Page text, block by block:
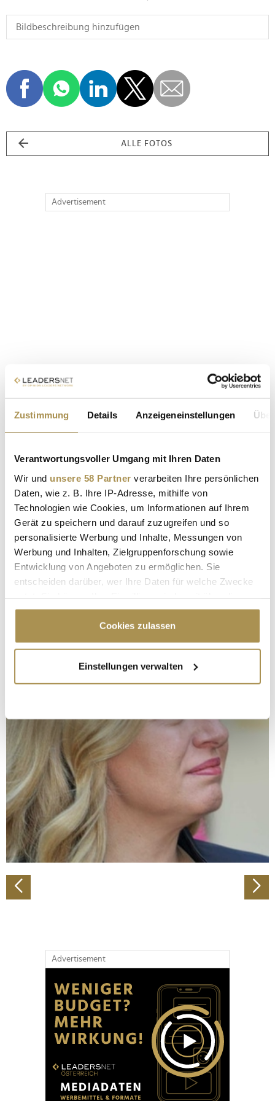
Zustimmung Details Anzeigeneinstellungen
Verantwortungsvoller Umgang mit Ihren Daten
Wir und unsere 58 Partner verarbeiten Ihre persönlichen
Daten, wie z. B. Ihre IP-Adresse, mithilfe von
Technologien wie Cookies, um Informationen auf Ihrem
Gerät zu speichern und darauf zuzugreifen und so
personalisierte Werbung und Inhalte, Messungen von
Werbung und Inhalten, Zielgruppenforschung sowie
Entwicklung von Angeboten zu ermöglichen. Sie
entscheiden darüber, wer Ihre Daten für welche Zwecke
Cookie-Erklärung oder durch Klicken auf das Privacy
Trigger Symbol ändern oder widerrufen
Informationen über Ihre geografische Lage
erfassen, welche bis auf einige Meter genau sein
bestimmten Merkmalen (Fingerprinting) identifizieren
Erfahren Sie mehr darüber, wie Ihre persönlichen Daten
verarbeitet werden, und legen Sie Ihre Präferenzen im
Abschnitt Einzelheiten
Wir verwenden Cookies, um Inhalte und Anzeigen zu
personalisieren, Funktionen für soziale Medien anbieten
zu können und die Zugriffe auf unsere Website zu
analysieren. Außerdem geben wir Informationen zu Ihrer
Verwendung unserer Website an unsere Partner für
soziale Medien, Werbung und Analysen weiter. Unsere
Partner führen diese Informationen möglicherweise mit
Cookies zulassen
Einstellungen verwalten
ALLE FOTOS
Advertisement
Advertisement